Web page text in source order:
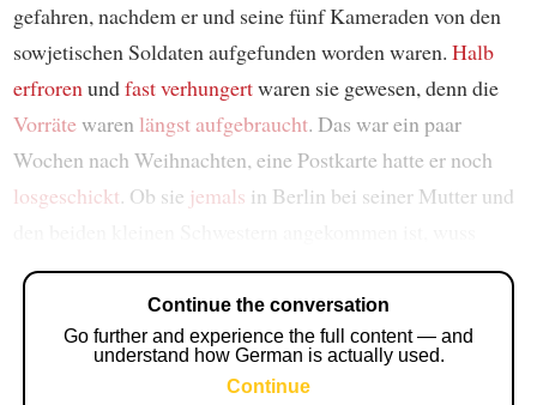
gefahren, nachdem er und seine fünf Kameraden von den
sowjetischen Soldaten aufgefunden worden waren. Halb
erfrorenundfast verhungertwaren sie gewesen, denn die
Vorrätewaren längstaufgebraucht. Das war ein paar
Wochen nach Weihnachten, eine Postkarte hatte er noch
losgeschickt. Ob sie jemals in Berlin bei seiner Mutter und
Continue the conversation
Go further and experience the full content — and
understand how German is actually used.
Continue